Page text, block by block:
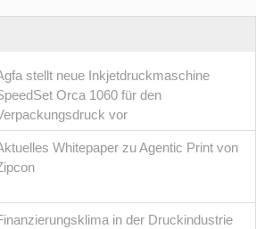
stellt neue Inkjetdruckmaschine
Orca 1060 für den
vor
Whitepaper zu Agentic Print von
in der Druckindustrie